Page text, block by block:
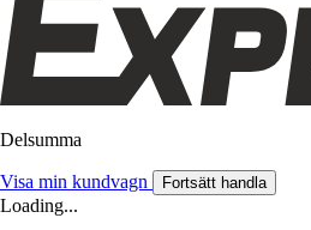
Delsumma
Visa min kundvagn Fortsätt handla
Loading...